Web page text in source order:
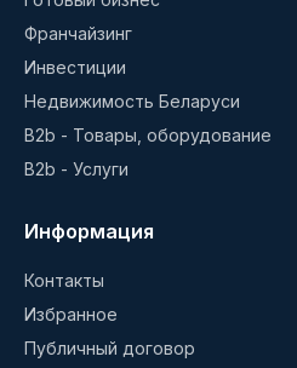
Франчайзинг
Инвестиции
Недвижимость Беларуси
B2b - Товары, оборудование
B2b - Услуги
Информация
Контакты
Избранное
Публичный договор